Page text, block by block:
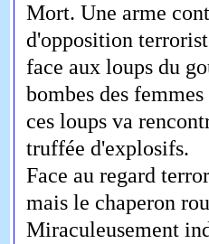
Mort. Une arme
d'opposition
face aux loups du
bombes des
ces loups va
truffée d'explosifs.
Face au regard
mais le chaperon
Miraculeusement